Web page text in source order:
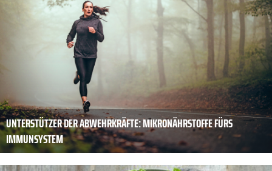
UNTERSTÜTZER DER ABWEHRKRÄFTE: MIKRONÄHRSTOFFE FÜRS
IMMUNSYSTEM